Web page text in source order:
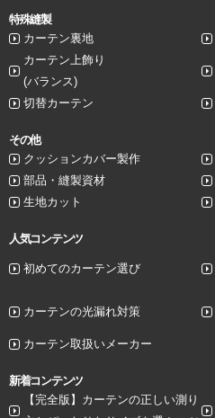
特殊縫製
カーテン裏地
カーテン上飾り
(バランス)
切替カーテン
その他
クッションカバー製作
部品・縫製資材
生地カット
人気コンテンツ
初めてのカーテン選び
カーテンの光漏れ対策
カーテン取扱いメーカー
新着コンテンツ
【完全版】カーテンの正しい測り